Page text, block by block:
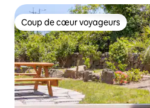
Coup de cœur voyageurs
Coup de cœur voyageurs